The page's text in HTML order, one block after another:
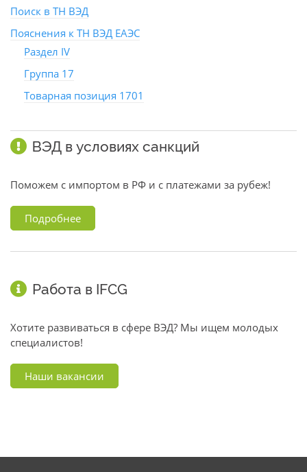
Поиск в ТН ВЭД
Пояснения к ТН ВЭД ЕАЭС
Раздел IV
Группа 17
Товарная позиция 1701
ВЭД в условиях санкций
Поможем с импортом в РФ и с платежами за рубеж!
Подробнее
Работа в IFCG
Хотите развиваться в сфере ВЭД? Мы ищем молодых
специалистов!
Наши вакансии